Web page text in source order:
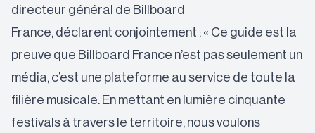
directeur général de Billboard
France, déclarent conjointement : « Ce guide est la
preuve que Billboard France n’est pas seulement un
média, c’est une plateforme au service de toute la
filière musicale. En mettant en lumière cinquante
festivals à travers le territoire, nous voulons